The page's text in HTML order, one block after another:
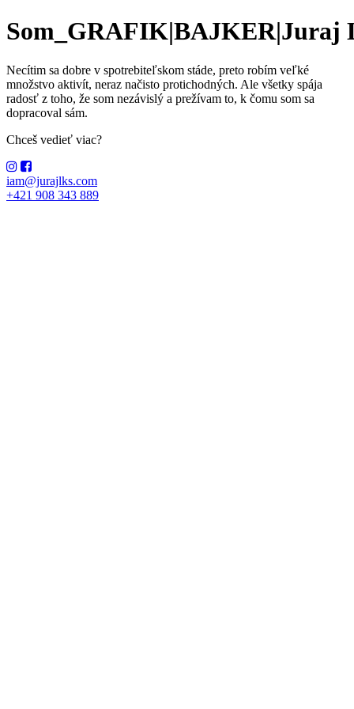
Som_ GRAFIK|BAJKER|Juraj
Necítim sa dobre v spotrebiteľskom stáde, preto robím veľké
množstvo aktivít, neraz načisto protichodných. Ale všetky spája
radosť z toho, že som nezávislý a prežívam to, k čomu som sa
dopracoval sám.
Chceš vedieť viac?
iam@jurajlks.com
+421 908 343 889